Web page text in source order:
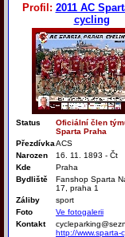
Profil: 2011 AC
cycling
Status
Oficiální člen
Sparta Praha
PřezdívkaACS
Narozen
16. 11. 1893 - Čt
Kde
Praha
Bydliště
Fanshop Sparta
17, praha 1
Záliby
sport
Foto
Ve fotogalerii
Kontakt
http://www.sparta-